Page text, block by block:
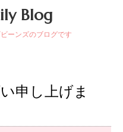
Blog
ーンズのブログです
申し上げま